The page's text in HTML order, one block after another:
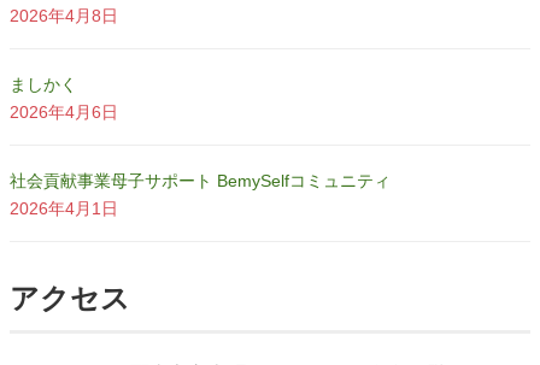
2026年4月8日
ましかく
2026年4月6日
社会貢献事業母子サポート BemySelfコミュニティ
2026年4月1日
アクセス